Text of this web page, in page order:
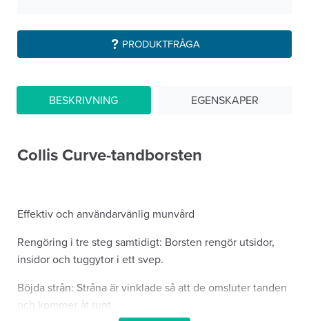
PRODUKTFRÅGA
BESKRIVNING EGENSKAPER
Collis Curve-tandborsten
Effektiv och användarvänlig munvård
Rengöring i tre steg samtidigt: Borsten rengör utsidor,
insidor och tuggytor i ett svep.
Böjda strån: Stråna är vinklade så att de omsluter tanden
och kommer åt runt